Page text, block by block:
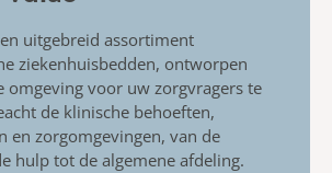
uitgebreid assortiment
ziekenhuisbedden, ontworpen
omgeving voor uw zorgvragers te
de klinische behoeften,
en zorgomgevingen, van de
hulp tot de algemene afdeling.